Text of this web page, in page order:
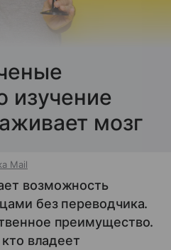
изучение
мозг
Mail
возможность
без переводчика.
преимущество.
владеет